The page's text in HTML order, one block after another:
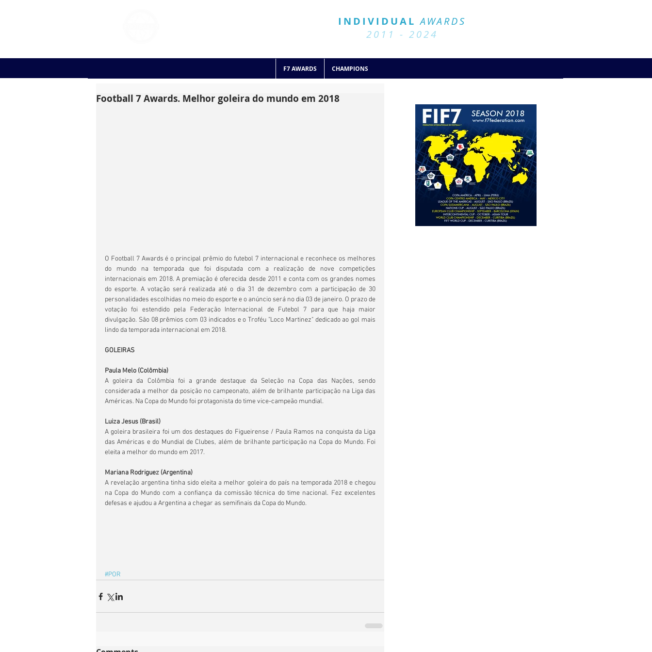
INDIVIDUAL AWARDS
2011 - 2024
F7 AWARDS CHAMPIONS
Football 7 Awards. Melhor goleira do mundo em 2018
O Football 7 Awards é o principal prêmio do futebol 7 internacional e reconhece os melhores
do mundo na temporada que foi disputada com a realização de nove competições
internacionais em 2018. A premiação é oferecida desde 2011 e conta com os grandes nomes
do esporte. A votação será realizada até o dia 31 de dezembro com a participação de 30
personalidades escolhidas no meio do esporte e o anúncio será no dia 03 de janeiro. O prazo de
votação foi estendido pela Federação Internacional de Futebol 7 para que haja maior
divulgação. São 08 prêmios com 03 indicados e o Troféu "Loco Martinez" dedicado ao gol mais
lindo da temporada internacional em 2018.
GOLEIRAS
Paula Melo (Colômbia)
A goleira da Colômbia foi a grande destaque da Seleção na Copa das Nações, sendo
considerada a melhor da posição no campeonato, além de brilhante participação na Liga das
Américas. Na Copa do Mundo foi protagonista do time vice-campeão mundial.
Luiza Jesus (Brasil)
A goleira brasileira foi um dos destaques do Figueirense / Paula Ramos na conquista da Liga
das Américas e do Mundial de Clubes, além de brilhante participação na Copa do Mundo. Foi
eleita a melhor do mundo em 2017.
Mariana Rodriguez (Argentina)
A revelação argentina tinha sido eleita a melhor goleira do país na temporada 2018 e chegou
na Copa do Mundo com a confiança da comissão técnica do time nacional. Fez excelentes
defesas e ajudou a Argentina a chegar as semifinais da Copa do Mundo.
#POR